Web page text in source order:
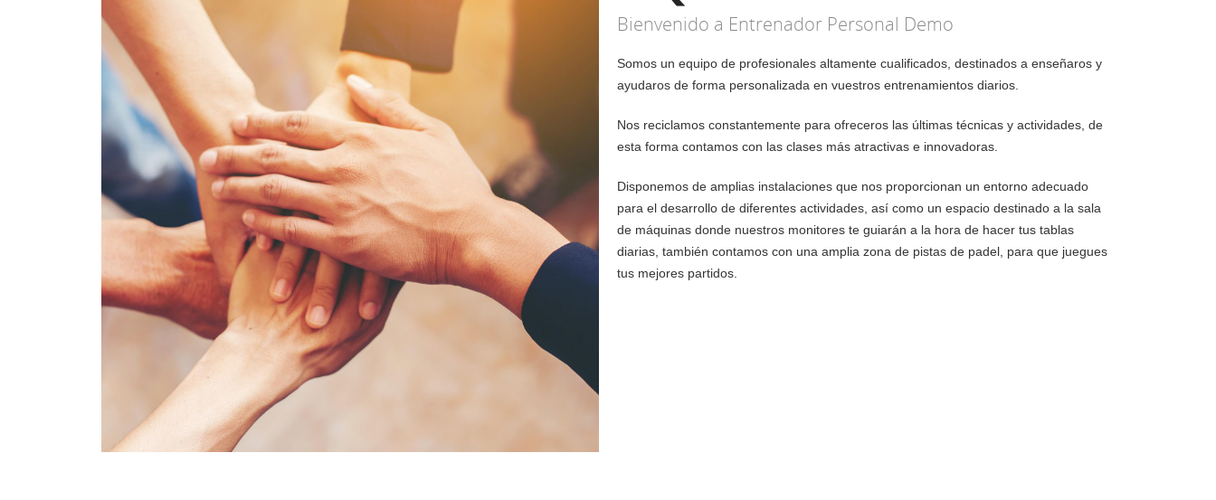
Bienvenido a Entrenador Personal Demo
Somos un equipo de profesionales altamente cualificados, destinados a enseñaros y
ayudaros de forma personalizada en vuestros entrenamientos diarios.
Nos reciclamos constantemente para ofreceros las últimas técnicas y actividades, de
esta forma contamos con las clases más atractivas e innovadoras.
Disponemos de amplias instalaciones que nos proporcionan un entorno adecuado
para el desarrollo de diferentes actividades, así como un espacio destinado a la sala
de máquinas donde nuestros monitores te guiarán a la hora de hacer tus tablas
diarias, también contamos con una amplia zona de pistas de padel, para que juegues
tus mejores partidos.